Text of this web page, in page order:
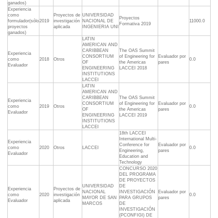
ganados)
Experiencia
como
formulador(sólo
proyectos
ganados)
2019
Proyectos de
investigación
aplicada
UNIVERSIDAD
NACIONAL DE
INGENIERIA UNI
Proyectos
Formativa 2019
11000.0
Experiencia
como
Evaluador
2018 Otros
LATIN
AMERICAN AND
CARIBBEAN
CONSORTIUM
OF
ENGINEERING
INSTITUTIONS
LACCEI
The OAS Summit
of Engineering for
the Americas
LACCEI 2018
Evaluador por
pares
0.0
Experiencia
como
Evaluador
2019 Otros
LATIN
AMERICAN AND
CARIBBEAN
CONSORTIUM
OF
ENGINEERING
INSTITUTIONS
LACCEI
The OAS Summit
of Engineering for
the Americas
LACCEI 2019
Evaluador por
pares
0.0
Experiencia
como
Evaluador
2020 Otros LACCEI
18th LACCEI
International Multi-
Conference for
Engineering,
Education and
Technology
Evaluador por
pares
0.0
Experiencia
como
Evaluador
2020
Proyectos de
investigación
aplicada
UNIVERSIDAD
NACIONAL
MAYOR DE SAN
MARCOS
CONCURSO 2020
DEL PROGRAMA
DE PROYECTOS
DE
INVESTIGACIÓN
PARA GRUPOS
DE
INVESTIGACIÓN
(PCONFIGI) DE
Evaluador por
pares
0.0